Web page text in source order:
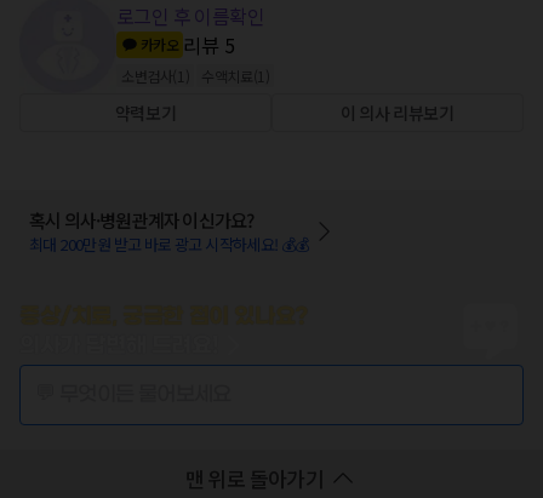
로그인 후 이름확인
카카오 리뷰 5
소변검사 수액치료
약력보기 이 의사 리뷰보기
혹시 의사·병원관계자 이신가요?
최대 200만원 받고 바로 광고 시작하세요! 💰💰
맨 위로 돌아가기